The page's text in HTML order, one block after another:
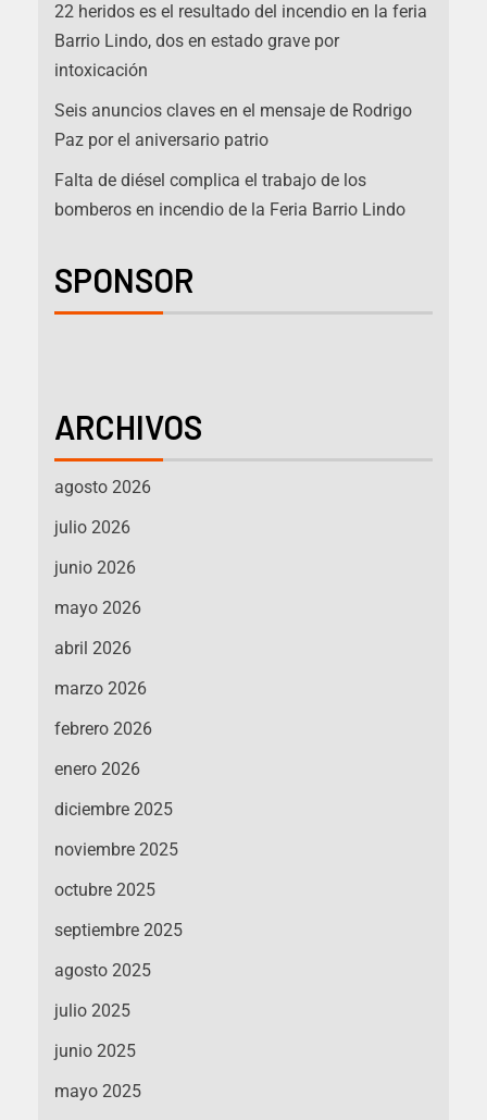
22 heridos es el resultado del incendio en la feria
Barrio Lindo, dos en estado grave por
intoxicación
Seis anuncios claves en el mensaje de Rodrigo
Paz por el aniversario patrio
Falta de diésel complica el trabajo de los
bomberos en incendio de la Feria Barrio Lindo
SPONSOR
ARCHIVOS
agosto 2026
julio 2026
junio 2026
mayo 2026
abril 2026
marzo 2026
febrero 2026
enero 2026
diciembre 2025
noviembre 2025
octubre 2025
septiembre 2025
agosto 2025
julio 2025
junio 2025
mayo 2025